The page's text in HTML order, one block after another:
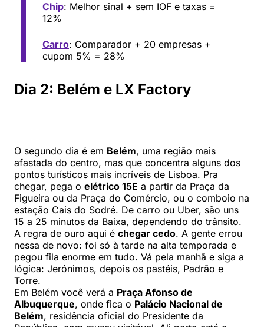
Chip: Melhor sinal + sem IOF e taxas =
12%
Carro: Comparador + 20 empresas +
cupom 5% = 28%
Dia 2: Belém e LX Factory
O segundo dia é em Belém, uma região mais
afastada do centro, mas que concentra alguns dos
pontos turísticos mais incríveis de Lisboa. Pra
chegar, pega o elétrico 15E a partir da Praça da
Figueira ou da Praça do Comércio, ou o comboio na
estação Cais do Sodré. De carro ou Uber, são uns
15 a 25 minutos da Baixa, dependendo do trânsito.
A regra de ouro aqui é chegar cedo. A gente errou
nessa de novo: foi só à tarde na alta temporada e
pegou fila enorme em tudo. Vá pela manhã e siga a
lógica: Jerónimos, depois os pastéis, Padrão e
Torre.
Em Belém você verá a Praça Afonso de
Albuquerque, onde fica o Palácio Nacional de
Belém, residência oficial do Presidente da